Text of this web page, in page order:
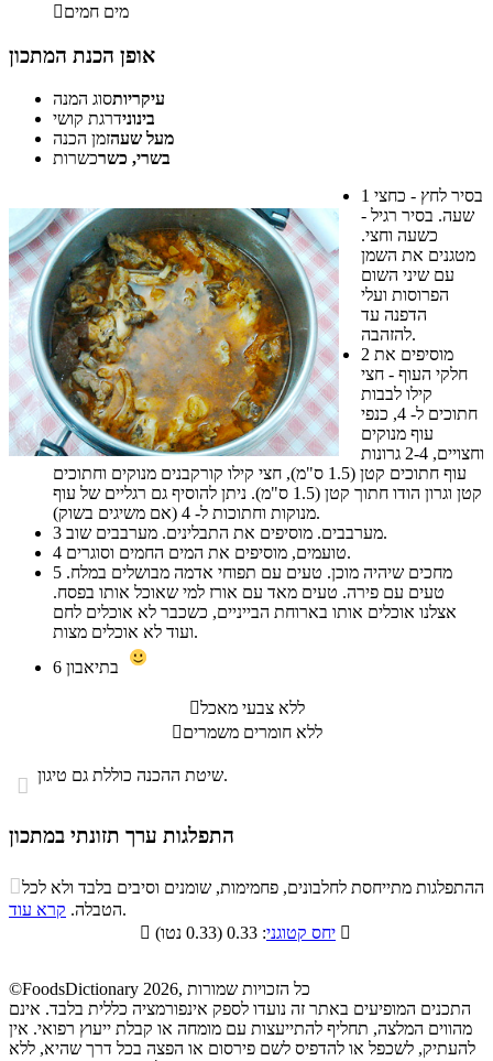
מים חמים
אופן הכנת המתכון
עיקריותסוג המנה
בינונידרגת קושי
מעל שעהזמן הכנה
בשרי, כשרכשרות
1
שעה. בסיר רגיל -
כשעה וחצי.
מטגנים את השמן
עם שיני השום
הפרוסות ועלי
הדפנה עד
להזהבה.
2
חלקי העוף - חצי
קילו לבבות
חתוכים ל- 4, כנפי
עוף מנוקים
וחצויים, 2-4 גרונות
עוף חתוכים קטן (1.5 ס"מ), חצי קילו קורקבנים מנוקים וחתוכים
קטן וגרון הודו חתוך קטן (1.5 ס"מ). ניתן להוסיף גם רגליים של עוף
מנוקות וחתוכות ל- 4 (אם משיגים בשוק).
3
מערבבים. מוסיפים את התבלינים. מערבבים שוב.
4
טועמים, מוסיפים את המים החמים וסוגרים.
5
טעים עם פירה. טעים מאד עם אורז למי שאוכל אותו בפסח.
אצלנו אוכלים אותו בארוחת הבייניים, כשכבר לא אוכלים לחם
ועוד לא אוכלים מצות.
6
ללא צבעי מאכל
ללא חומרים משמרים
 שיטת ההכנה כוללת גם טיגון.
התפלגות ערך תזונתי במתכון
התפלגות ערך תזונתי במתכון
סיבים
תזונתיים
שומנים חלבונים
68.6%
ההתפלגות מתייחסת לחלבונים, פחמימות, שומנים וסיבים בלבד ולא לכל
הטבלה. קרא עוד
.

יחס קטוגני 
©FoodsDictionary 2026, כל הזכויות שמורות
התכנים המופיעים באתר זה נועדו לספק אינפורמציה כללית בלבד. אינם
מהווים המלצה, תחליף להתייעצות עם מומחה או קבלת ייעוץ רפואי. אין
להעתיק, לשכפל או להדפיס לשם פירסום או הפצה בכל דרך שהיא, ללא